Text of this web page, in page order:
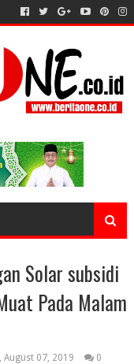
Solar subsidi
Pada Malam
August 07, 2019 0